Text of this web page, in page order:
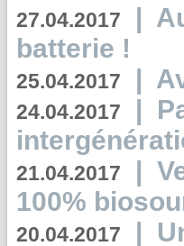
27.04.2017 |
batterie !
25.04.2017 |
24.04.2017 |
21.04.2017 |
100%
20.04.2017 |